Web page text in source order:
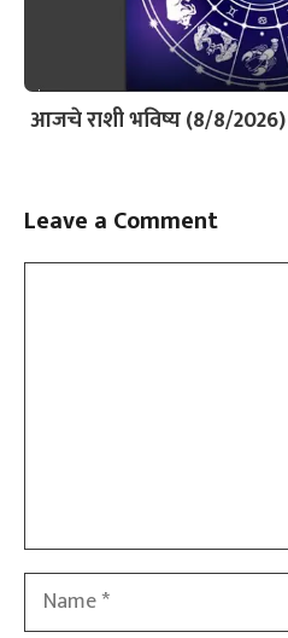
आजचे राशी भविष्य (8/8/2026)
Leave a Comment
Name